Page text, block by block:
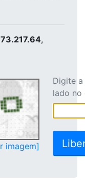
,
imagem]
Digite
lado no